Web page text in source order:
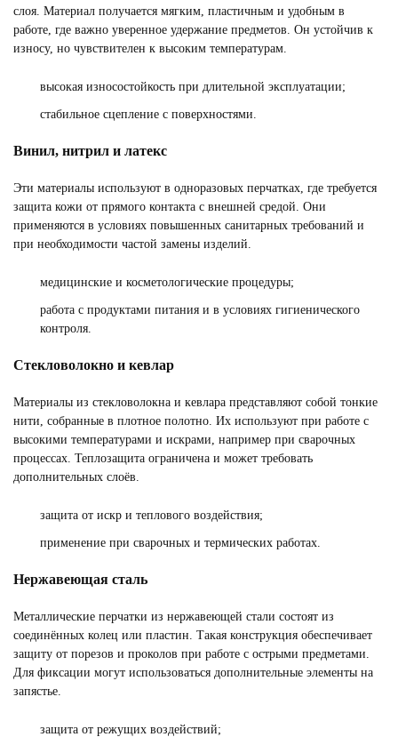
слоя. Материал получается мягким, пластичным и удобным в
работе, где важно уверенное удержание предметов. Он устойчив к
износу, но чувствителен к высоким температурам.
высокая износостойкость при длительной эксплуатации;
стабильное сцепление с поверхностями.
Винил, нитрил и латекс
Эти материалы используют в одноразовых перчатках, где требуется
защита кожи от прямого контакта с внешней средой. Они
применяются в условиях повышенных санитарных требований и
при необходимости частой замены изделий.
медицинские и косметологические процедуры;
работа с продуктами питания и в условиях гигиенического
контроля.
Стекловолокно и кевлар
Материалы из стекловолокна и кевлара представляют собой тонкие
нити, собранные в плотное полотно. Их используют при работе с
высокими температурами и искрами, например при сварочных
процессах. Теплозащита ограничена и может требовать
дополнительных слоёв.
защита от искр и теплового воздействия;
применение при сварочных и термических работах.
Нержавеющая сталь
Металлические перчатки из нержавеющей стали состоят из
соединённых колец или пластин. Такая конструкция обеспечивает
защиту от порезов и проколов при работе с острыми предметами.
Для фиксации могут использоваться дополнительные элементы на
запястье.
защита от режущих воздействий;